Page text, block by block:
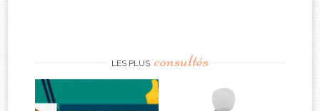
LES PLUS consultés